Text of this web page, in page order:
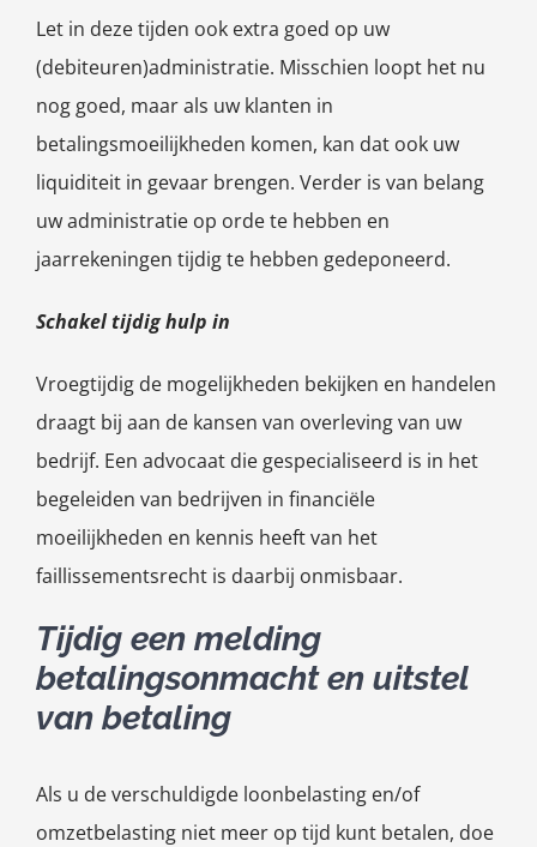
Let in deze tijden ook extra goed op uw
(debiteuren)administratie. Misschien loopt het nu
nog goed, maar als uw klanten in
betalingsmoeilijkheden komen, kan dat ook uw
liquiditeit in gevaar brengen. Verder is van belang
uw administratie op orde te hebben en
jaarrekeningen tijdig te hebben gedeponeerd.
Schakel tijdig hulp in
Vroegtijdig de mogelijkheden bekijken en handelen
draagt bij aan de kansen van overleving van uw
bedrijf. Een advocaat die gespecialiseerd is in het
begeleiden van bedrijven in financiële
moeilijkheden en kennis heeft van het
faillissementsrecht is daarbij onmisbaar.
Tijdig een melding
betalingsonmacht en uitstel
van betaling
Als u de verschuldigde loonbelasting en/of
omzetbelasting niet meer op tijd kunt betalen, doe